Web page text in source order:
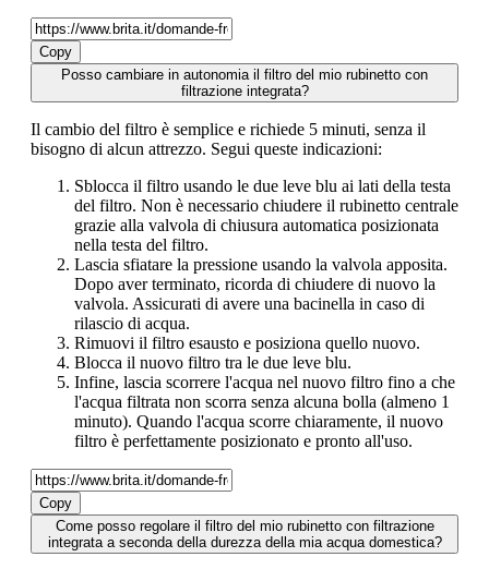
Copy
Posso cambiare in autonomia il filtro del mio rubinetto con
filtrazione integrata?
Il cambio del filtro è semplice e richiede 5 minuti, senza il
bisogno di alcun attrezzo. Segui queste indicazioni:
Sblocca il filtro usando le due leve blu ai lati della testa
del filtro. Non è necessario chiudere il rubinetto centrale
grazie alla valvola di chiusura automatica posizionata
nella testa del filtro.
Lascia sfiatare la pressione usando la valvola apposita.
Dopo aver terminato, ricorda di chiudere di nuovo la
valvola. Assicurati di avere una bacinella in caso di
rilascio di acqua.
Rimuovi il filtro esausto e posiziona quello nuovo.
Blocca il nuovo filtro tra le due leve blu.
Infine, lascia scorrere l'acqua nel nuovo filtro fino a che
l'acqua filtrata non scorra senza alcuna bolla (almeno 1
minuto). Quando l'acqua scorre chiaramente, il nuovo
filtro è perfettamente posizionato e pronto all'uso.
Copy
Come posso regolare il filtro del mio rubinetto con filtrazione
integrata a seconda della durezza della mia acqua domestica?